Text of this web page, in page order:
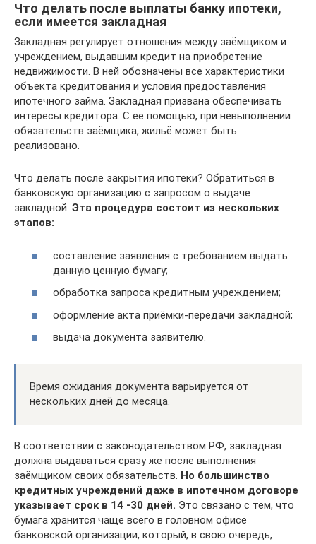
Что делать после выплаты банку ипотеки,
если имеется закладная
Закладная регулирует отношения между заёмщиком и
учреждением, выдавшим кредит на приобретение
недвижимости. В ней обозначены все характеристики
объекта кредитования и условия предоставления
ипотечного займа. Закладная призвана обеспечивать
интересы кредитора. С её помощью, при невыполнении
обязательств заёмщика, жильё может быть
реализовано.
Что делать после закрытия ипотеки? Обратиться в
банковскую организацию с запросом о выдаче
закладной. Эта процедура состоит из нескольких
этапов:
составление заявления с требованием выдать
данную ценную бумагу;
обработка запроса кредитным учреждением;
оформление акта приёмки-передачи закладной;
выдача документа заявителю.
Время ожидания документа варьируется от
нескольких дней до месяца.
В соответствии с законодательством РФ, закладная
должна выдаваться сразу же после выполнения
заёмщиком своих обязательств. Но большинство
кредитных учреждений даже в ипотечном договоре
указывает срок в 14 -30 дней. Это связано с тем, что
бумага хранится чаще всего в головном офисе
банковской организации, который, в свою очередь,